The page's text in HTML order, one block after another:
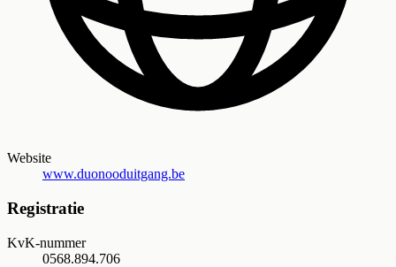
Website
www.duonooduitgang.be
Registratie
KvK-nummer
0568.894.706